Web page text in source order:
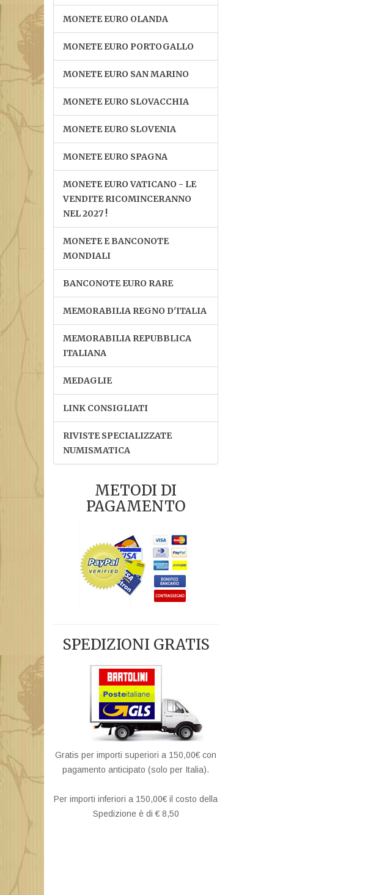
MONETE EURO OLANDA
MONETE EURO PORTOGALLO
MONETE EURO SAN MARINO
MONETE EURO SLOVACCHIA
MONETE EURO SLOVENIA
MONETE EURO SPAGNA
MONETE EURO VATICANO - LE
VENDITE RICOMINCERANNO
NEL 2027 !
MONETE E BANCONOTE
MONDIALI
BANCONOTE EURO RARE
MEMORABILIA REGNO D'ITALIA
MEMORABILIA REPUBBLICA
ITALIANA
MEDAGLIE
LINK CONSIGLIATI
RIVISTE SPECIALIZZATE
NUMISMATICA
METODI DI
PAGAMENTO
SPEDIZIONI GRATIS
Gratis per importi superiori a 150,00€ con
pagamento anticipato (solo per Italia).
Per importi inferiori a 150,00€ il costo della
Spedizione è di € 8,50